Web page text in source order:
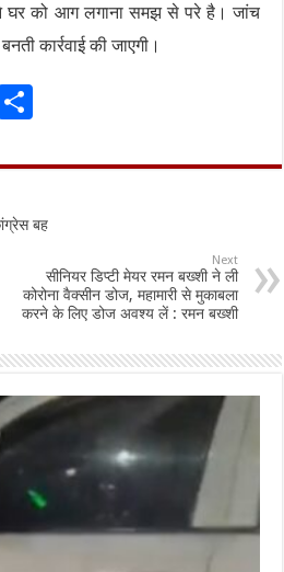
को आग लगाना समझ से परे है। जांच
कार्रवाई की जाएगी।
ar
बह
Next
सीनियर डिप्टी मेयर रमन बख्शी ने ली
कोरोना वैक्सीन डोज, महामारी से मुकाबला
करने के लिए डोज अवश्य लें : रमन बख्शी